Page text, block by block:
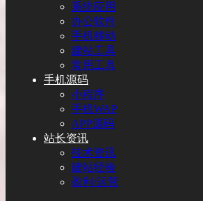
系统应用
办公软件
手机移动
建站工具
常用工具
手机源码
小程序
手机WAP
APP源码
站长资讯
技术资讯
建站经验
盈利/运营